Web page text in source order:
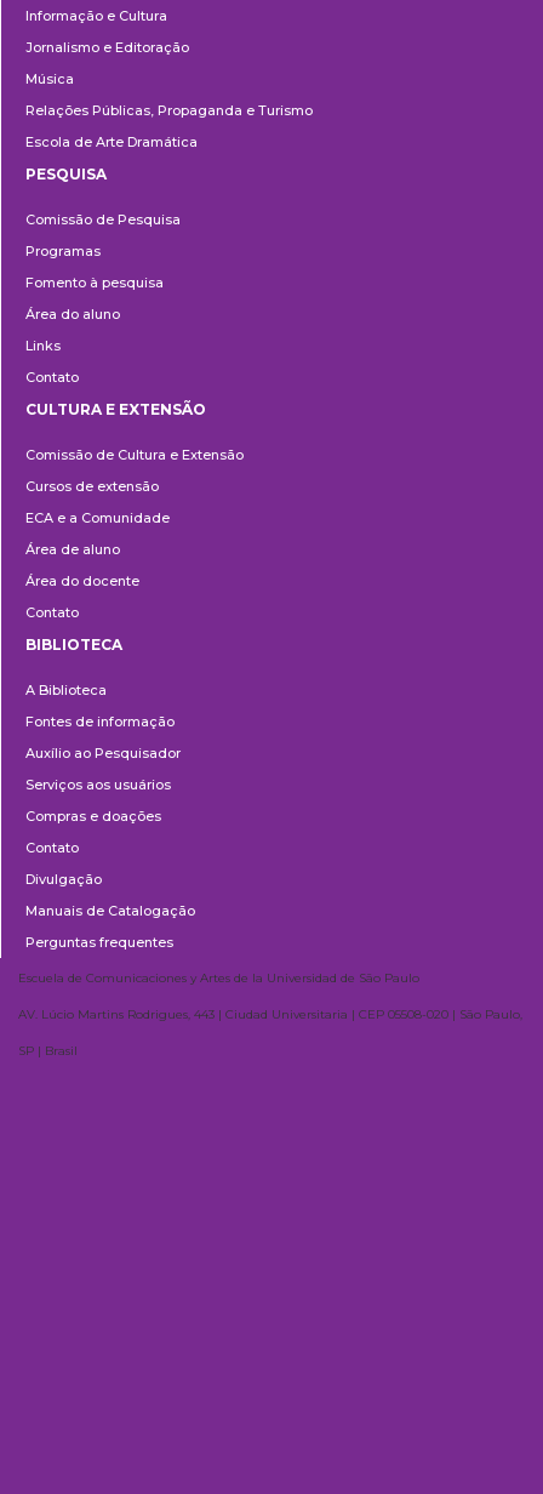
Informação e Cultura
Jornalismo e Editoração
Música
Relações Públicas, Propaganda e Turismo
Escola de Arte Dramática
PESQUISA
Comissão de Pesquisa
Programas
Fomento à pesquisa
Área do aluno
Links
Contato
e
Extensão
CULTURA E EXTENSÃO
Comissão de Cultura e Extensão
Cursos de extensão
ECA e a Comunidade
Área de aluno
Área do docente
Contato
BIBLIOTECA
A Biblioteca
Fontes de informação
Auxílio ao Pesquisador
Serviços aos usuários
Compras e doações
Contato
Divulgação
Manuais de Catalogação
Perguntas frequentes
Escuela de Comunicaciones y Artes de la Universidad de São Paulo
AV. Lúcio Martins Rodrigues, 443 | Ciudad Universitaria | CEP 05508-020 | São Paulo,
SP | Brasil